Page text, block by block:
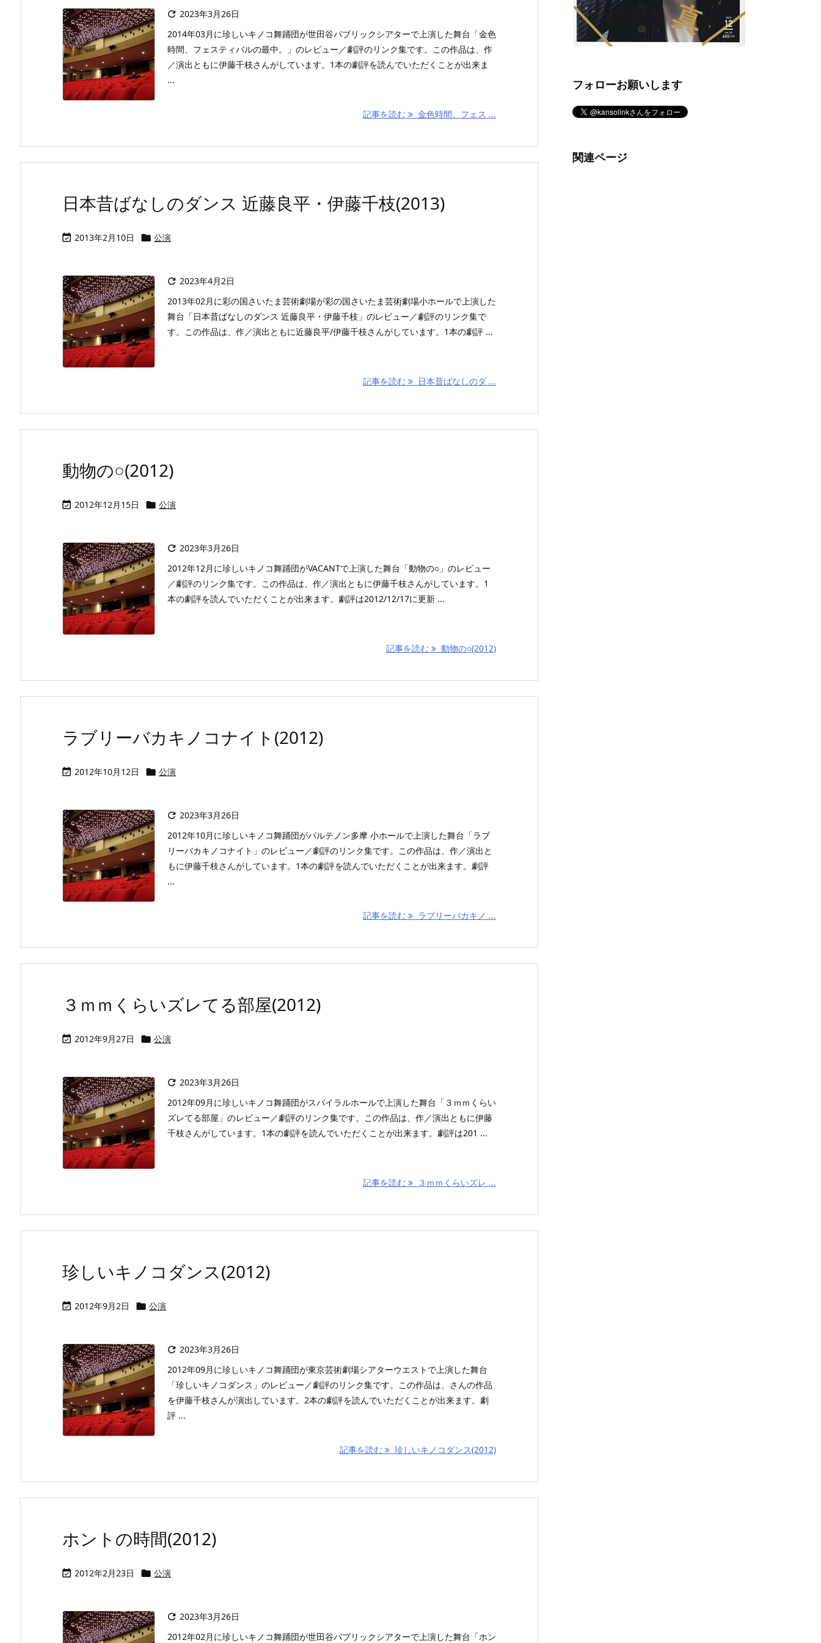
 2023年3月26日
2014年03月に珍しいキノコ舞踊団が世田谷パブリックシアターで上演した舞台「金色
時間、フェスティバルの最中。」のレビュー／劇評のリンク集です。この作品は、作
／演出ともに伊藤千枝さんがしています。1本の劇評を読んでいただくことが出来ま
...
記事を読む 金色時間、フェス ...
日本昔ばなしのダンス 近藤良平・伊藤千枝(2013)
 2013年2月10日  公演
 2023年4月2日
2013年02月に彩の国さいたま芸術劇場が彩の国さいたま芸術劇場小ホールで上演した
舞台「日本昔ばなしのダンス 近藤良平・伊藤千枝」のレビュー／劇評のリンク集で
す。この作品は、作／演出ともに近藤良平/伊藤千枝さんがしています。1本の劇評 ...
記事を読む 日本昔ばなしのダ ...
動物の○(2012)
 2012年12月15日  公演
 2023年3月26日
2012年12月に珍しいキノコ舞踊団がVACANTで上演した舞台「動物の○」のレビュー
／劇評のリンク集です。この作品は、作／演出ともに伊藤千枝さんがしています。1
本の劇評を読んでいただくことが出来ます。劇評は2012/12/17に更新 ...
記事を読む 動物の○(2012)
ラブリーバカキノコナイト(2012)
 2012年10月12日  公演
 2023年3月26日
2012年10月に珍しいキノコ舞踊団がパルテノン多摩 小ホールで上演した舞台「ラブ
リーバカキノコナイト」のレビュー／劇評のリンク集です。この作品は、作／演出と
もに伊藤千枝さんがしています。1本の劇評を読んでいただくことが出来ます。劇評
...
記事を読む ラブリーバカキノ ...
３ｍｍくらいズレてる部屋(2012)
 2012年9月27日  公演
 2023年3月26日
2012年09月に珍しいキノコ舞踊団がスパイラルホールで上演した舞台「３ｍｍくらい
ズレてる部屋」のレビュー／劇評のリンク集です。この作品は、作／演出ともに伊藤
千枝さんがしています。1本の劇評を読んでいただくことが出来ます。劇評は201 ...
記事を読む ３ｍｍくらいズレ ...
珍しいキノコダンス(2012)
 2012年9月2日  公演
 2023年3月26日
2012年09月に珍しいキノコ舞踊団が東京芸術劇場シアターウエストで上演した舞台
「珍しいキノコダンス」のレビュー／劇評のリンク集です。この作品は、さんの作品
を伊藤千枝さんが演出しています。2本の劇評を読んでいただくことが出来ます。劇
評 ...
記事を読む 珍しいキノコダンス(2012)
ホントの時間(2012)
 2012年2月23日  公演
 2023年3月26日
2012年02月に珍しいキノコ舞踊団が世田谷パブリックシアターで上演した舞台「ホン
フォローお願いします
関連ページ